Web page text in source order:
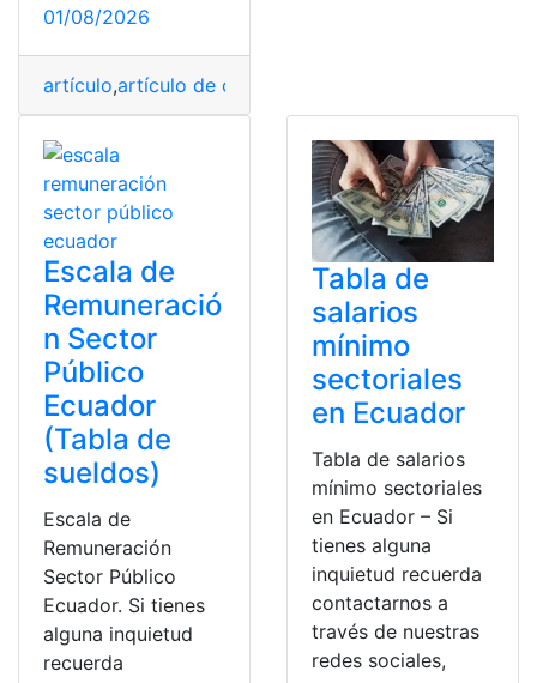
01/08/2026
artículo,artículo de opinión
Escala de
Remuneració
n Sector
Público
Ecuador
(Tabla de
sueldos)
Escala de
Remuneración
Sector Público
Ecuador. Si tienes
alguna inquietud
recuerda
Tabla de
salarios
mínimo
sectoriales
en Ecuador
Tabla de salarios
mínimo sectoriales
en Ecuador – Si
tienes alguna
inquietud recuerda
contactarnos a
través de nuestras
redes sociales,